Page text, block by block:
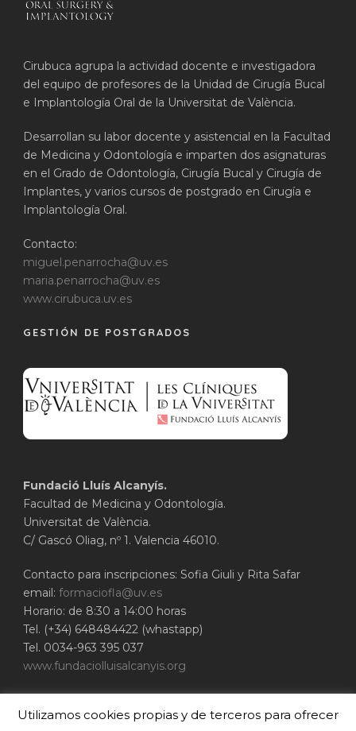
Cirubuca agrupa la actividad docente e investigadora
del equipo de profesores de la Unidad de Cirugía Bucal
e Implantología Oral de la Universitat de València.
Desarrollan su labor docente y asistencial en la Facultad
de Medicina y Odontología e imparten dos asignaturas
en el Grado de Odontología, Cirugía Bucal y Cirugía de
Implantes, y varios cursos de postgrado en Cirugía e
Implantología Oral.
Contacto:
miguel.penarrocha@uv.es
maria.penarrocha@uv.es
www.cirubuca.uv.es
GESTIÓN DE POSTGRADOS
Fundació Lluís Alcanyís.
Facultad de Medicina y Odontología.
Universitat de València.
C/ Gascó Oliag, nº 1. Valencia 46010.
Contacto para inscripciones: Sofia Giuli y Rita Safar
email: formaciofla@uv.es
Horario: de 8:30 a 14:00 horas
Tel. (+34) 648484422 (whastapp)
Tel. 0034-963 395 037
www.fundaciolluisalcanyis.org
ValenciaUniversitat de València
Utilizamos cookies propias y de terceros para ofrecer